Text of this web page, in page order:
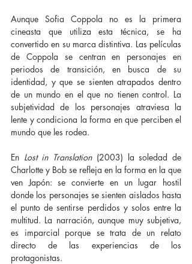
Aunque Sofia Coppola no es la primera
cineasta que utiliza esta técnica, se ha
convertido en su marca distintiva. Las películas
de Coppola se centran en personajes en
periodos de transición, en busca de su
identidad, y que se sienten atrapados dentro
de un mundo en el que no tienen control. La
subjetividad de los personajes atraviesa la
lente y condiciona la forma en que perciben el
mundo que les rodea.
En Lost in Translation (2003) la soledad de
Charlotte y Bob se refleja en la forma en la que
ven Japón: se convierte en un lugar hostil
donde los personajes se sienten aislados hasta
el punto de sentirse perdidos y solos entre la
multitud. La narración, aunque muy subjetiva,
es imparcial porque se trata de un relato
directo de las experiencias de los
protagonistas.